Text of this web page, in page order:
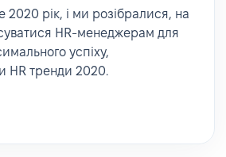
2020 рік, і ми розібралися, на
HR-менеджерам для
успіху,
HR тренди 2020.